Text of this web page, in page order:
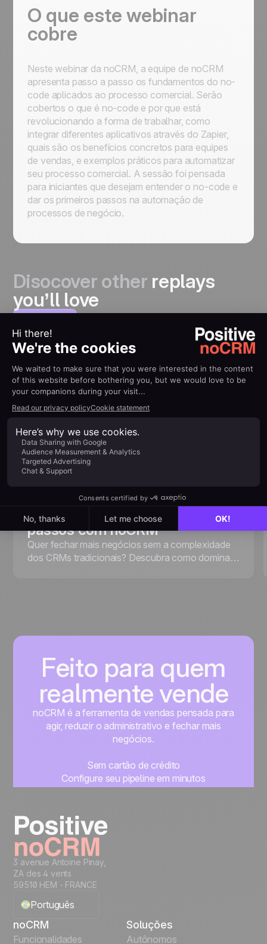
O que este webinar
cobre
Neste webinar da noCRM, a equipe de noCRM
apresenta passo a passo os fundamentos do no-
code aplicados ao processo comercial. Serão
cobertos o que é no-code e por que está
revolucionando a forma de trabalhar, como
integrar diferentes aplicativos através do Zapier,
quais são os benefícios concretos para equipes
de vendas, e exemplos práticos para automatizar
seu processo comercial. A sessão foi pensada
para iniciantes que desejam entender o no-code e
dar os primeiros passos na automação de
processos de negócio.
Disocover other replays
you’ll love
July 8, 2022
Product Demo: Primeiros
passos com noCRM
Quer fechar mais negócios sem a complexidade
dos CRMs tradicionais? Descubra como dominar
Feito para quem
realmente vende
noCRM é a ferramenta de vendas pensada para
agir, reduzir o administrativo e fechar mais
negócios.
Sem cartão de crédito
Configure seu pipeline em minutos
3 avenue Antoine Pinay,
ZA des 4 vents
59510 HEM - FRANCE
Português
English
noCRM
Funcionalidades
Soluções
Autônomos